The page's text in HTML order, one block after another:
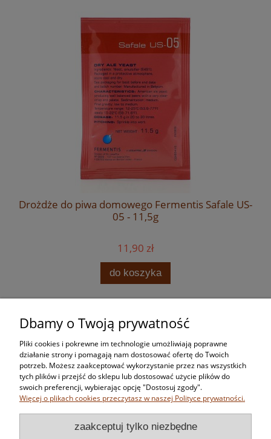
Drożdże do piwa domowego Fermentis Safale US-
05 - 11,5g
11,90 zł
do koszyka
Zakupy
Pomoc
Moje konto
Informacje
Dbamy o Twoją prywatność
Pliki cookies i pokrewne im technologie umożliwiają poprawne
działanie strony i pomagają nam dostosować ofertę do Twoich
potrzeb. Możesz zaakceptować wykorzystanie przez nas wszystkich
tych plików i przejść do sklepu lub dostosować użycie plików do
swoich preferencji, wybierając opcję "Dostosuj zgody".
Więcej o plikach cookies przeczytasz w naszej Polityce prywatności.
zaakceptuj tylko niezbędne